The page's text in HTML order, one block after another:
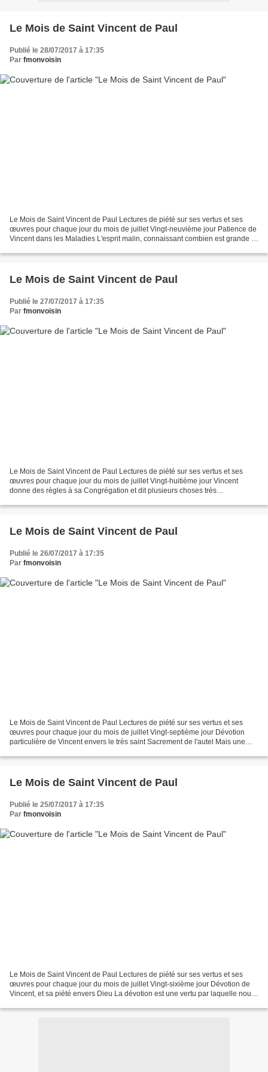
Le Mois de Saint Vincent de Paul
Publié le 28/07/2017 à 17:35
Par fmonvoisin
Le Mois de Saint Vincent de Paul Lectures de piété sur ses vertus et ses
œuvres pour chaque jour du mois de juillet Vingt-neuvième jour Patience de
Vincent dans les Maladies L'esprit malin, connaissant combien est grande la
Le Mois de Saint Vincent de Paul
Publié le 27/07/2017 à 17:35
Par fmonvoisin
Le Mois de Saint Vincent de Paul Lectures de piété sur ses vertus et ses
œuvres pour chaque jour du mois de juillet Vingt-huitième jour Vincent
donne des règles à sa Congrégation et dit plusieurs choses très
Le Mois de Saint Vincent de Paul
Publié le 26/07/2017 à 17:35
Par fmonvoisin
Le Mois de Saint Vincent de Paul Lectures de piété sur ses vertus et ses
œuvres pour chaque jour du mois de juillet Vingt-septième jour Dévotion
particulière de Vincent envers le très saint Sacrement de l'autel Mais une
Le Mois de Saint Vincent de Paul
Publié le 25/07/2017 à 17:35
Par fmonvoisin
Le Mois de Saint Vincent de Paul Lectures de piété sur ses vertus et ses
œuvres pour chaque jour du mois de juillet Vingt-sixième jour Dévotion de
Vincent, et sa piété envers Dieu La dévotion est une vertu par laquelle nous